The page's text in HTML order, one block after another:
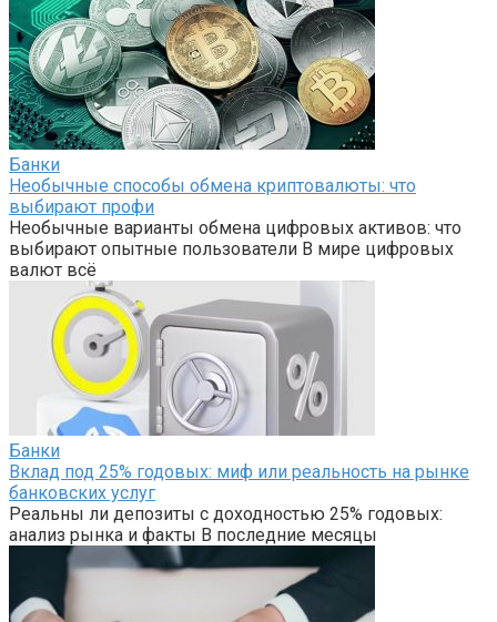
Банки
Необычные способы обмена криптовалюты: что
выбирают профи
Необычные варианты обмена цифровых активов: что
выбирают опытные пользователи В мире цифровых
валют всё
Банки
Вклад под 25% годовых: миф или реальность на рынке
банковских услуг
Реальны ли депозиты с доходностью 25% годовых:
анализ рынка и факты В последние месяцы